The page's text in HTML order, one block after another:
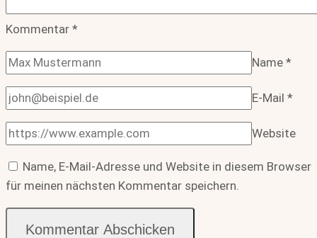
Kommentar *
Name *
E-Mail *
Website
Name, E-Mail-Adresse und Website in diesem Browser
für meinen nächsten Kommentar speichern.